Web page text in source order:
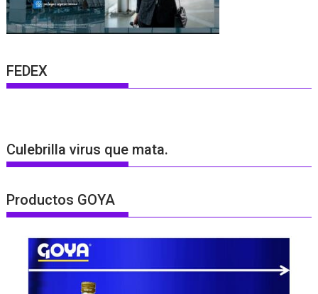
FEDEX
Culebrilla virus que mata.
Productos GOYA